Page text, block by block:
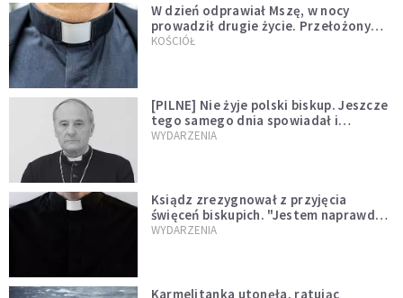
W dzień odprawiał Mszę, w nocy
prowadził drugie życie. Przełożony
kazał mu opuścić zakon
KOŚCIÓŁ
[PILNE] Nie żyje polski biskup. Jeszcze
tego samego dnia spowiadał i
sprawował Mszę świętą
WYDARZENIA
Ksiądz zrezygnował z przyjęcia
święceń biskupich. "Jestem naprawdę
niegodny"
WYDARZENIA
Karmelitanka utonęła, ratując